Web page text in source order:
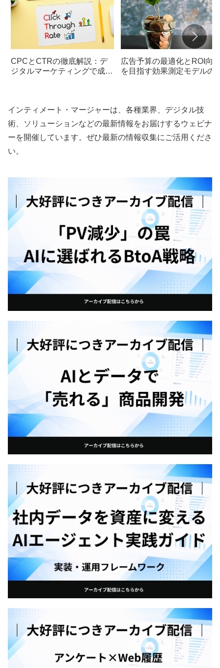
CPCとCTRの徹底解説：デ
ジタルマーケティングで成果
広告予算の最適化とROI向
を目指す効果測定モデルの
インティメート・マージャーは、各種業界、デジタル技
術、ソリューションなどの最新情報をお届けするウェビナ
ーを開催しています。ぜひ最新の情報収集にご活用くださ
い。